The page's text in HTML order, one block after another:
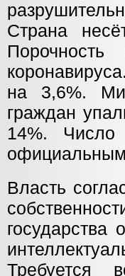
Страна
на 3,6%.
граждан
14%.
Власть
государства
Требуется